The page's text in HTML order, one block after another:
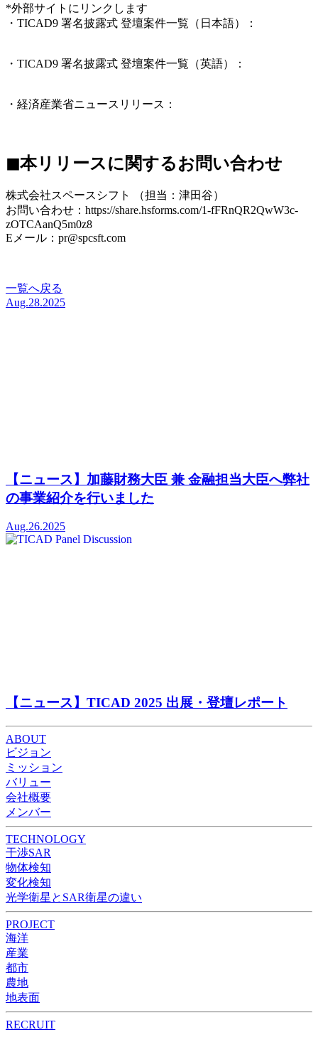
*外部サイトにリンクします
・TICAD9 署名披露式 登壇案件一覧（日本語）：
・TICAD9 署名披露式 登壇案件一覧（英語）：
・経済産業省ニュースリリース：
◼︎本リリースに関するお問い合わせ
株式会社スペースシフト （担当：津田谷）
お問い合わせ：https://share.hsforms.com/1-fFRnQR2QwW3c-
zOTCAanQ5m0z8
Eメール：pr@spcsft.com
一覧へ戻る
Aug.28.2025
【ニュース】加藤財務大臣 兼 金融担当大臣へ弊社
の事業紹介を行いました
Aug.26.2025
【ニュース】TICAD 2025 出展・登壇レポート
ABOUT
ビジョン
ミッション
バリュー
会社概要
メンバー
TECHNOLOGY
干渉SAR
物体検知​​
変化検知​
光学衛星とSAR衛星の違い
PROJECT
海洋
産業
都市​
農地
地表面
RECRUIT